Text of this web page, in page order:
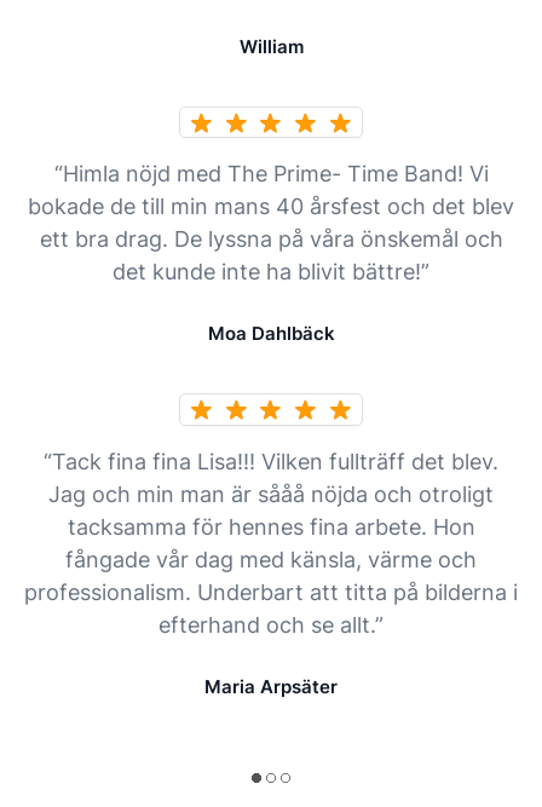
William
“Himla nöjd med The Prime- Time Band! Vi
bokade de till min mans 40 årsfest och det blev
ett bra drag. De lyssna på våra önskemål och
det kunde inte ha blivit bättre!”
Moa Dahlbäck
“Tack fina fina Lisa!!! Vilken fullträff det blev.
Jag och min man är sååå nöjda och otroligt
tacksamma för hennes fina arbete. Hon
fångade vår dag med känsla, värme och
professionalism. Underbart att titta på bilderna i
efterhand och se allt.”
Maria Arpsäter